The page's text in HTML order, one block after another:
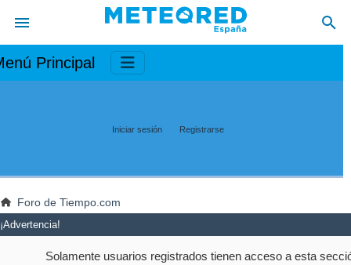
Principal
Iniciar sesión Registrarse
Foro de Tiempo.com
¡Advertencia!
Solamente usuarios registrados tienen acceso a esta